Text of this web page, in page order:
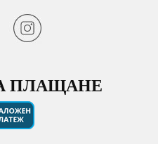
ПЛАЩАНЕ